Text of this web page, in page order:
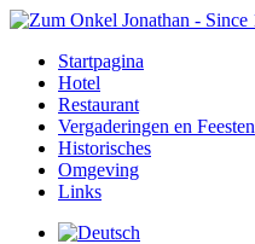
Startpagina
Hotel
Restaurant
Vergaderingen en Feesten
Historisches
Omgeving
Links